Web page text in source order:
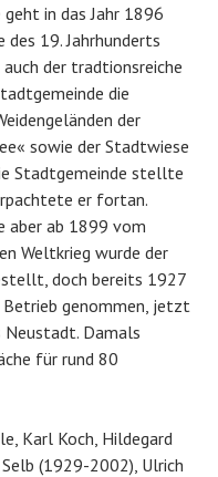
in das Jahr 1896
des 19. Jahrhunderts
der tradtionsreiche
die
der
sowie der Stadtwiese
Stadtgemeinde stellte
er fortan.
aber ab 1899 vom
Weltkrieg wurde der
doch bereits 1927
Betrieb genommen, jetzt
Neustadt. Damals
für rund 80
Karl Koch, Hildegard
(1929-2002), Ulrich